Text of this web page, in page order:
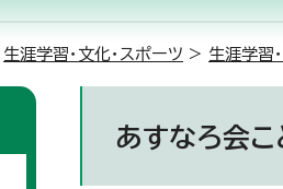
生涯学習・文化・スポーツ > 生涯学習
あすなろ会